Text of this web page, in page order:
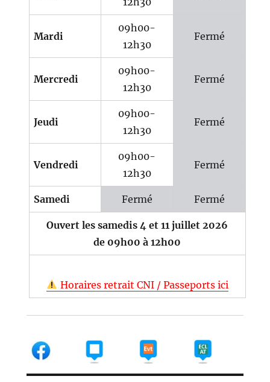
Mardi
09h00-
12h30
Fermé
Mercredi
09h00-
12h30
Fermé
Jeudi
09h00-
12h30
Fermé
Vendredi
09h00-
12h30
Fermé
Samedi Fermé Fermé
Ouvert les samedis 4 et 11 juillet 2026
de 09h00 à 12h00
Horaires retrait CNI / Passeports ici